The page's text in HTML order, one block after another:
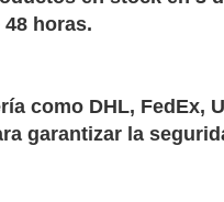
horas.
como DHL, FedEx,
garantizar la